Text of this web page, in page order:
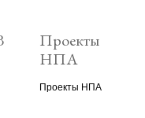
Проекты
НПА
Проекты НПА